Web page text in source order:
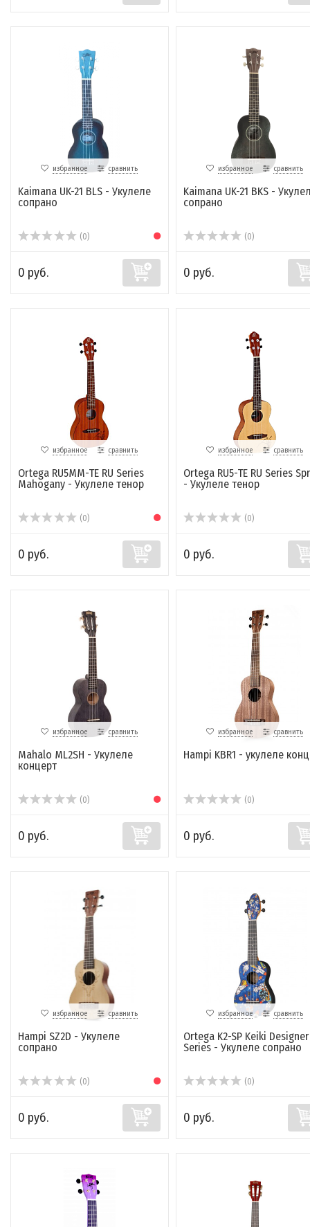
избранное сравнить
Kaimana UK-21 BLS - Укулеле
сопрано
(0)
0 руб.
избранное сравнить
Kaimana UK-21 BKS -
сопрано
(0)
0 руб.
избранное сравнить
Ortega RU5MM-TE RU Series
Mahogany - Укулеле тенор
(0)
0 руб.
избранное сравнить
Ortega RU5-TE RU Series
- Укулеле тенор
(0)
0 руб.
избранное сравнить
Mahalo ML2SH - Укулеле
концерт
(0)
0 руб.
избранное сравнить
Hampi KBR1 - укулеле
(0)
0 руб.
избранное сравнить
Hampi SZ2D - Укулеле
сопрано
(0)
0 руб.
избранное сравнить
Ortega K2-SP Keiki Designer
Series - Укулеле сопрано
(0)
0 руб.